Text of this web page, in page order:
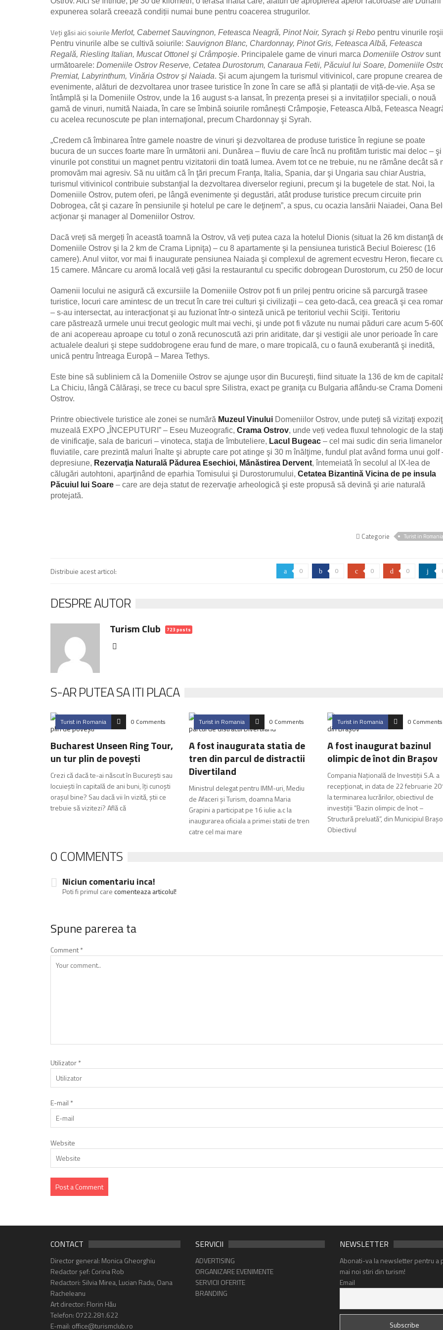
expunerea solară creează condiții numai bune pentru coacerea strugurilor.
Veți găsi aici soiurile Merlot, Cabernet Sauvingnon, Feteasca Neagră, Pinot Noir, Syrach şi Rebo pentru vinurile
Pentru vinurile albe se cultivă soiurile: Sauvignon Blanc, Chardonnay, Pinot Gris, Feteasca Albă, Feteasca
Regală, Riesling Italian, Muscat Ottonel şi Crâmpoşie. Principalele game de vinuri marca Domeniile Ostrovsunt
următoarele: Domeniile Ostrov Reserve, Cetatea Durostorum, Canaraua Fetii, Păcuiul lui Soare, Domeniile
Premiat, Labyrinthum, Vinăria Ostrov şi Naiada. Și acum ajungem la turismul vitivinicol, care propune crearea de
evenimente, alături de dezvoltarea unor trasee turistice în zone în care se află și plantații de viță-de-vie. Așa se
întâmplă și la Domeniile Ostrov, unde la 16 august s-a lansat, în prezența presei și a invitațiilor speciali, o nouă
gamă de vinuri, numită Naiada, în care se îmbină soiurile românești Crâmpoşie, Feteasca Albă, Feteasca
cu acelea recunoscute pe plan internaţional, precum Chardonnay şi Syrah.
„Credem că îmbinarea între gamele noastre de vinuri şi dezvoltarea de produse turistice în regiune se poate
bucura de un succes foarte mare în următorii ani. Dunărea – fluviu de care încă nu profităm turistic mai deloc – şi
vinurile pot constitui un magnet pentru vizitatorii din toată lumea. Avem tot ce ne trebuie, nu ne rămâne decât să
promovăm mai agresiv. Să nu uităm că în ţări precum Franţa, Italia, Spania, dar şi Ungaria sau chiar Austria,
turismul vitivinicol contribuie substanţial la dezvoltarea diverselor regiuni, precum şi la bugetele de stat. Noi, la
Domeniile Ostrov, putem oferi, pe lângă evenimente şi degustări, atât produse turistice precum circuite prin
Dobrogea, cât şi cazare în pensiunile şi hotelul pe care le deţinem”, a spus, cu ocazia lansării Naiadei, Oana
acţionar şi manager al Domeniilor Ostrov.
Dacă vreți să mergeți în această toamnă la Ostrov, vă veți putea caza la hotelul Dionis (situat la 26 km distanţă
Domeniile Ostrov şi la 2 km de Crama Lipniţa) – cu 8 apartamente şi la pensiunea turistică Beciul Boieresc (16
camere). Anul viitor, vor mai fi inaugurate pensiunea Naiada şi complexul de agrement ecvestru Heron, fiecare
15 camere. Mâncare cu aromă locală veți găsi la restaurantul cu specific dobrogean Durostorum, cu 250 de
Oamenii locului ne asigură că excursiile la Domeniile Ostrov pot fi un prilej pentru oricine să parcurgă trasee
turistice, locuri care amintesc de un trecut în care trei culturi şi civilizaţii – cea geto-dacă, cea greacă şi cea
– s-au intersectat, au interacţionat şi au fuzionat într-o sinteză unică pe teritoriul vechii Sciţii. Teritoriu
care păstrează urmele unui trecut geologic mult mai vechi, şi unde pot fi văzute nu numai păduri care acum 5-
de ani acopereau aproape cu totul o zonă recunoscută azi prin ariditate, dar şi vestigii ale unor perioade în care
actualele dealuri şi stepe suddobrogene erau fund de mare, o mare tropicală, cu o faună exuberantă şi inedită,
unică pentru întreaga Europă – Marea Tethys.
Este bine să subliniem că la Domeniile Ostrov se ajunge ușor din Bucureşti, fiind situate la 136 de km de
La Chiciu, lângă Călăraşi, se trece cu bacul spre Silistra, exact pe graniţa cu Bulgaria aflându-se Crama
Ostrov.
Printre obiectivele turistice ale zonei se numără Muzeul Vinului Domeniilor Ostrov, unde puteţi să vizitaţi
muzeală EXPO „ÎNCEPUTURI” – Eseu Muzeografic, Crama Ostrov, unde veți vedea fluxul tehnologic de la
de vinificaţie, sala de baricuri – vinoteca, staţia de îmbuteliere, Lacul Bugeac – cel mai sudic din seria limanelor
fluviatile, care prezintă maluri înalte şi abrupte care pot atinge şi 30 m înălţime, fundul plat având forma unui golf
depresiune, Rezervaţia Naturală Pădurea Esechioi, Mănăstirea Dervent, întemeiată în secolul al IX-lea de
călugări autohtoni, aparţinând de eparhia Tomisului şi Durostorumului, Cetatea Bizantină Vicina de pe insula
Păcuiul lui Soare – care are deja statut de rezervaţie arheologică şi este propusă să devină şi arie naturală
protejată.
Categorie Turist in Romania
Distribuie acest articol: a 0 b 0 c 0 d 0 j
DESPRE AUTOR
Turism Club 723 posts
S-AR PUTEA SA ITI PLACA
Turist in Romania 0 Comments
Bucharest Unseen Ring Tour,
un tur plin de povești
Crezi că dacă te-ai născut în București sau
locuiești în capitală de ani buni, îți cunoști
orașul bine? Sau dacă vii în vizită, știi ce
trebuie să vizitezi? Află că
Turist in Romania 0 Comments
A fost inaugurata statia de
tren din parcul de distractii
Divertiland
Ministrul delegat pentru IMM-uri, Mediu
de Afaceri şi Turism, doamna Maria
Grapini a participat pe 16 iulie a.c la
inaugurarea oficiala a primei statii de tren
catre cel mai mare
Turist in Romania 0 Comments
A fost inaugurat bazinul
olimpic de înot din Braşov
Compania Naţională de Investiţii S.A. a
recepţionat, in data de 22 februarie
la terminarea lucrărilor, obiectivul de
investiţii ”Bazin olimpic de înot –
Structură preluată”, din Municipiul
Obiectivul
0 COMMENTS
Niciun comentariu inca!
Poti fi primul carecomenteaza articolul!
Spune parerea ta
Comment*
Utilizator*
E-mail *
Website
CONTACT
Director general: Monica Gheorghiu
Redactor șef: Corina Rob
Redactori: Silvia Mirea, Lucian Radu, Oana
Racheleanu
Art director: Florin Hău
Telefon: 0722.281.622
E-mail: office@turismclub.ro
SERVICII
ADVERTISING
ORGANIZARE EVENIMENTE
SERVICII OFERITE
BRANDING
NEWSLETTER
Abonati-va la newsletter pentru a
mai noi stiri din turism!
Email